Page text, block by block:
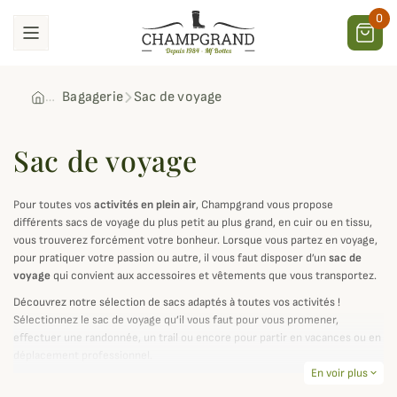
0
Bagagerie Sac de voyage
Sac de voyage
Pour toutes vosactivités en plein air, Champgrand vous propose
différents sacs de voyage du plus petit au plus grand, en cuir ou en tissu,
vous trouverez forcément votre bonheur. Lorsque vous partez en voyage,
pour pratiquer votre passion ou autre, il vous faut disposer d’unsac de
voyagequi convient aux accessoires et vêtements que vous transportez.
Découvrez notre sélection de sacs adaptés à toutes vos activités !
Sélectionnez le sac de voyage qu’il vous faut pour vous promener,
effectuer une randonnée, un trail ou encore pour partir en vacances ou en
Non seulement les sacs de voyage que nous proposons sont de très bonne
En voir plus expand_more